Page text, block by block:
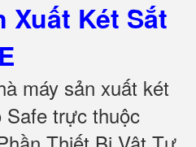
Xuất Két Sắt
máy sản xuất két
Safe trực thuộc